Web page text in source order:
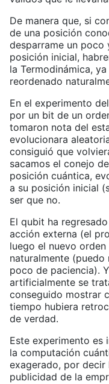
De manera que, si
de una posición
desparrame un poco
posición inicial,
la Termodinámica,
reordenado
En el experimento
por un bit de un
tomaron nota del
evolucionara
consiguió que
sacamos el conejo
posición cuántica,
a su posición inicial
ser que no.
El qubit ha
acción externa (el
luego el nuevo
naturalmente
poco de paciencia).
artificialmente se
conseguido mostrar
tiempo hubiera
de verdad.
Este experimento es
la computación
exagerado, por decir
publicidad de la